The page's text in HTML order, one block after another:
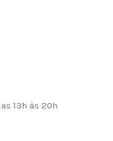
13h às 20h